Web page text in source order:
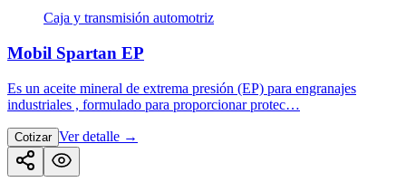
Caja y transmisión automotriz
Mobil Spartan EP
Es un aceite mineral de extrema presión (EP) para engranajes
industriales , formulado para proporcionar protec…
Cotizar Ver detalle →